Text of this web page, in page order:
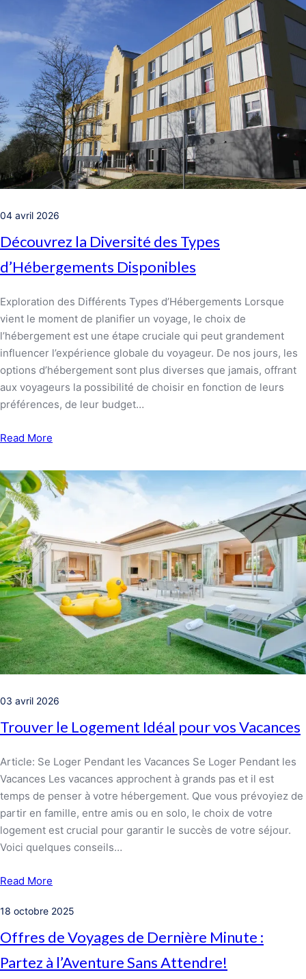
04 avril 2026
Découvrez la Diversité des Types
d’Hébergements Disponibles
Exploration des Différents Types d’Hébergements Lorsque
vient le moment de planifier un voyage, le choix de
l’hébergement est une étape cruciale qui peut grandement
influencer l’expérience globale du voyageur. De nos jours, les
options d’hébergement sont plus diverses que jamais, offrant
aux voyageurs la possibilité de choisir en fonction de leurs
préférences, de leur budget…
Read More
03 avril 2026
Trouver le Logement Idéal pour vos Vacances
Article: Se Loger Pendant les Vacances Se Loger Pendant les
Vacances Les vacances approchent à grands pas et il est
temps de penser à votre hébergement. Que vous prévoyiez de
partir en famille, entre amis ou en solo, le choix de votre
logement est crucial pour garantir le succès de votre séjour.
Voici quelques conseils…
Read More
18 octobre 2025
Offres de Voyages de Dernière Minute :
Partez à l’Aventure Sans Attendre!